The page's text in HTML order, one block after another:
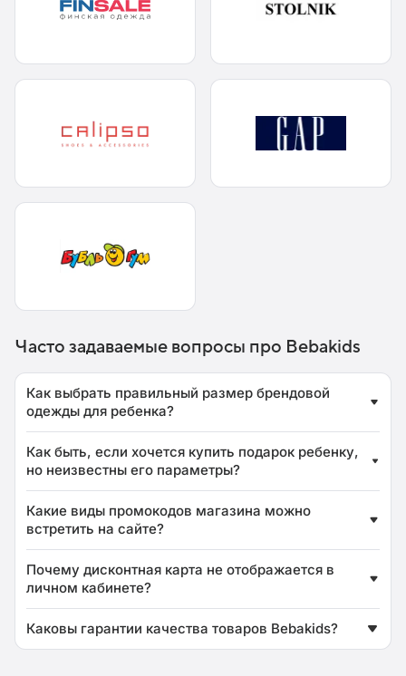
Часто задаваемые вопросы про Bebakids
Как выбрать правильный размер брендовой
одежды для ребенка?
Как быть, если хочется купить подарок ребенку,
но неизвестны его параметры?
Какие виды промокодов магазина можно
встретить на сайте?
Почему дисконтная карта не отображается в
личном кабинете?
Каковы гарантии качества товаров Bebakids?